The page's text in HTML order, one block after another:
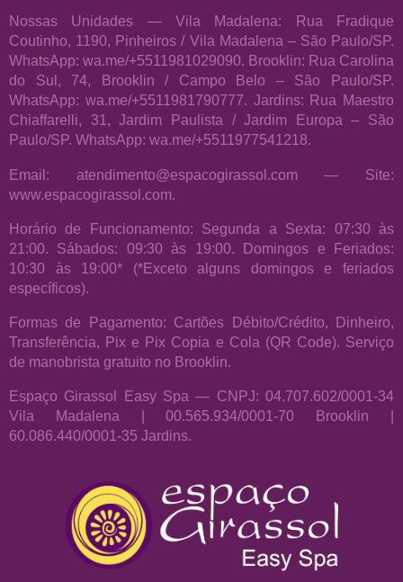
Nossas Unidades — Vila Madalena: Rua Fradique
Coutinho, 1190, Pinheiros / Vila Madalena – São Paulo/SP.
WhatsApp: wa.me/+5511981029090. Brooklin: Rua Carolina
do Sul, 74, Brooklin / Campo Belo – São Paulo/SP.
WhatsApp: wa.me/+5511981790777. Jardins: Rua Maestro
Chiaffarelli, 31, Jardim Paulista / Jardim Europa – São
Paulo/SP. WhatsApp: wa.me/+5511977541218.
Email: atendimento@espacogirassol.com — Site:
www.espacogirassol.com.
Horário de Funcionamento: Segunda a Sexta: 07:30 às
21:00. Sábados: 09:30 às 19:00. Domingos e Feriados:
10:30 às 19:00* (*Exceto alguns domingos e feriados
específicos).
Formas de Pagamento: Cartões Débito/Crédito, Dinheiro,
Transferência, Pix e Pix Copia e Cola (QR Code). Serviço
de manobrista gratuito no Brooklin.
Espaço Girassol Easy Spa — CNPJ: 04.707.602/0001-34
Vila Madalena | 00.565.934/0001-70 Brooklin |
60.086.440/0001-35 Jardins.